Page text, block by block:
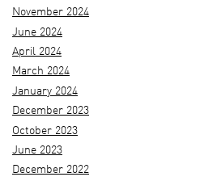
November 2024
June 2024
April 2024
March 2024
January 2024
December 2023
October 2023
June 2023
December 2022